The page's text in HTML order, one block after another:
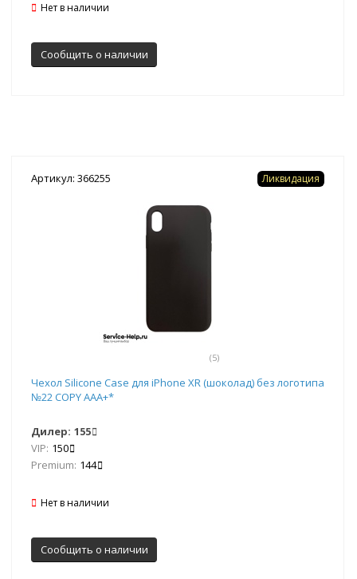
Нет в наличии
Сообщить о наличии
Артикул: 366255
(5)
Ликвидация
Чехол Silicone Case для iPhone XR (шоколад) без логотипа
№22 COPY AAA+*
Дилер: 155
VIP: 150
Premium: 144
Нет в наличии
Сообщить о наличии